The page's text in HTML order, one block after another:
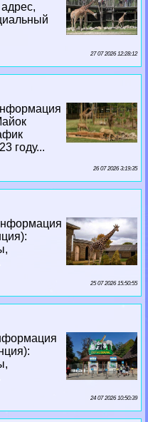
27 07 2026 12:28:12
году...
26 07 2026 3:19:35
25 07 2026 15:50:55
24 07 2026 10:50:39